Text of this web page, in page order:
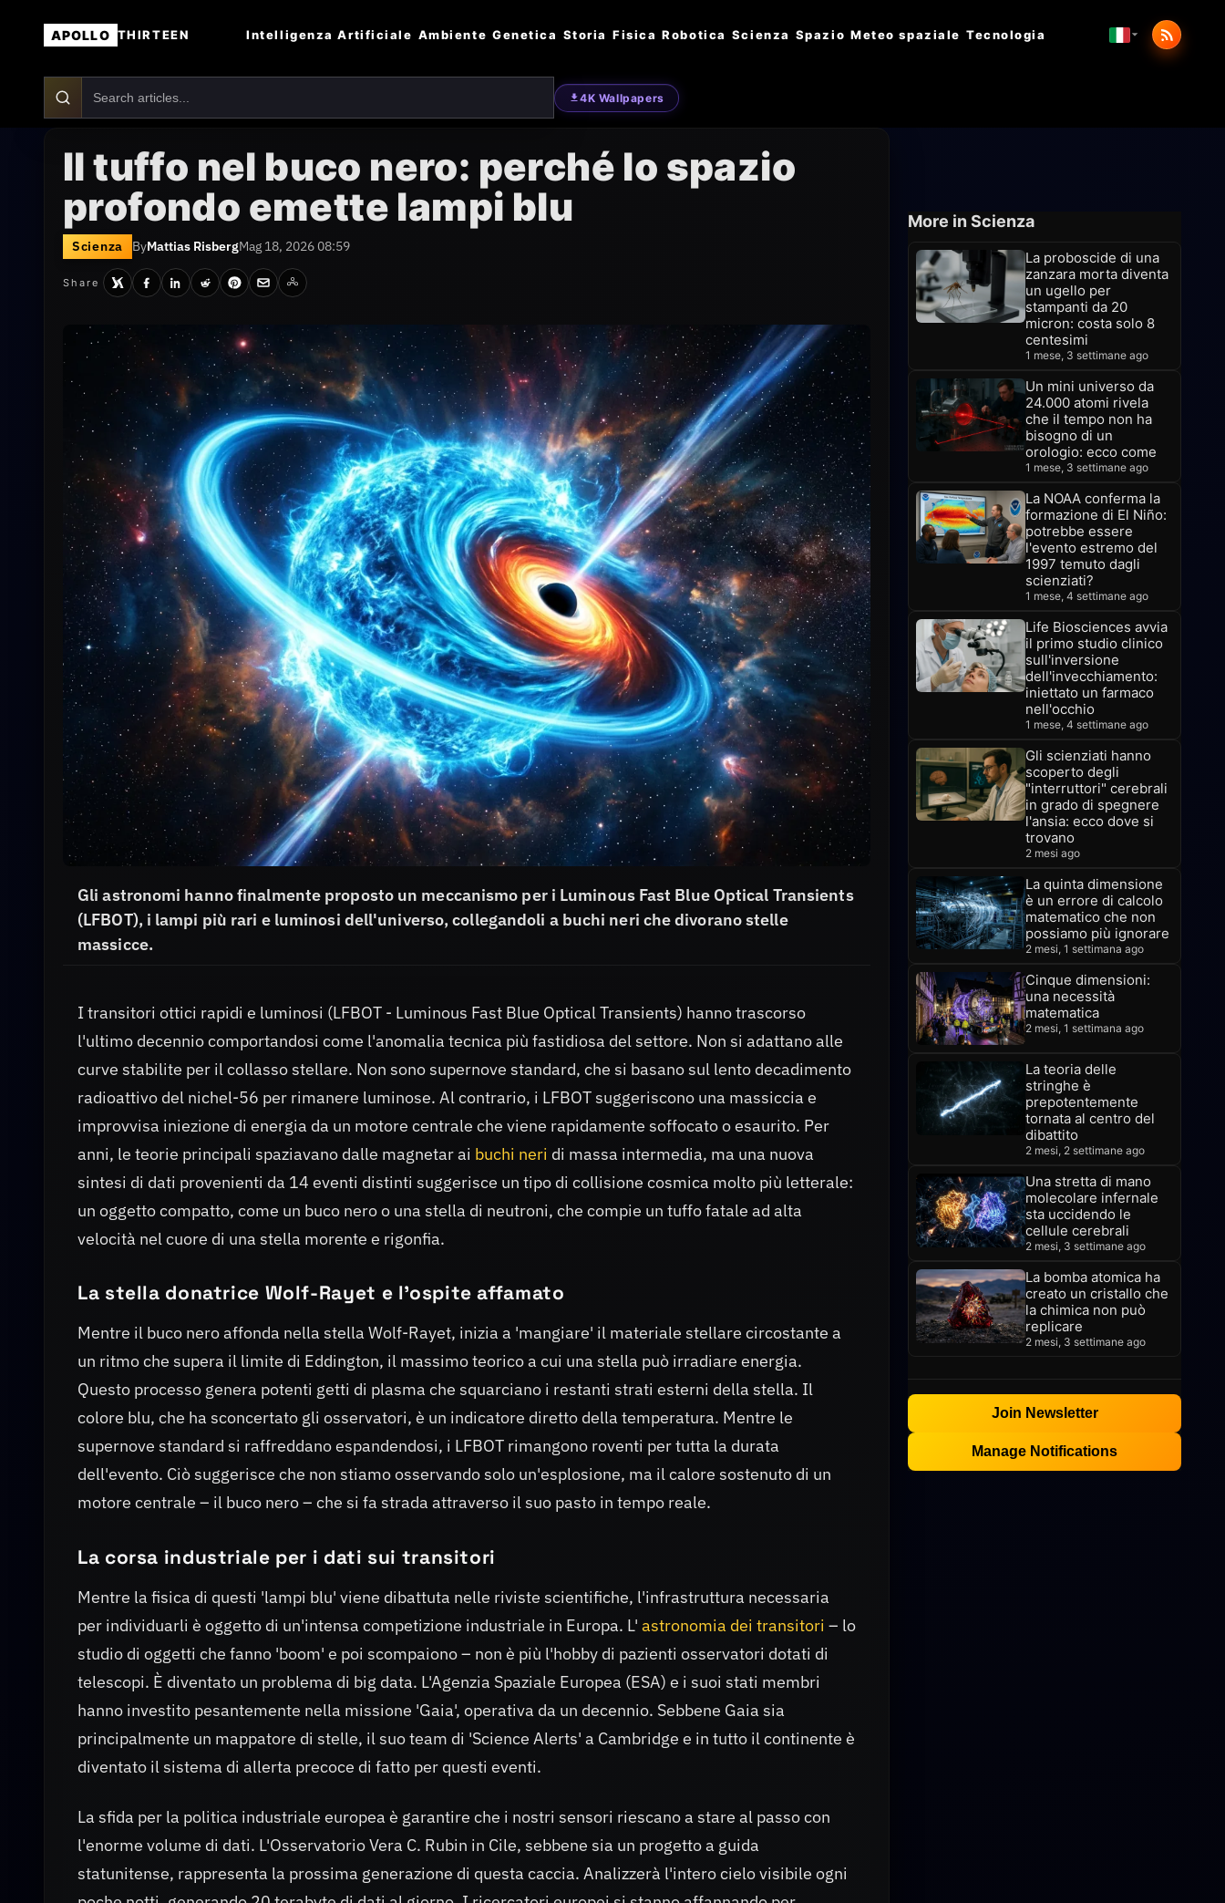
APOLLO THIRTEEN Intelligenza Artificiale Ambiente Genetica Storia Fisica Robotica Scienza Spazio Meteo spaziale Tecnologia
4K Wallpapers
Il tuffo nel buco nero: perché lo spazio
profondo emette lampi blu
Scienza ByMattias RisbergMag 18, 2026 08:59
Share
Gli astronomi hanno finalmente proposto un meccanismo per i Luminous Fast Blue Optical Transients
(LFBOT), i lampi più rari e luminosi dell'universo, collegandoli a buchi neri che divorano stelle
massicce.
I transitori ottici rapidi e luminosi (LFBOT - Luminous Fast Blue Optical Transients) hanno trascorso
l'ultimo decennio comportandosi come l'anomalia tecnica più fastidiosa del settore. Non si adattano alle
curve stabilite per il collasso stellare. Non sono supernove standard, che si basano sul lento decadimento
radioattivo del nichel-56 per rimanere luminose. Al contrario, i LFBOT suggeriscono una massiccia e
improvvisa iniezione di energia da un motore centrale che viene rapidamente soffocato o esaurito. Per
anni, le teorie principali spaziavano dalle magnetar ai buchi neri di massa intermedia, ma una nuova
sintesi di dati provenienti da 14 eventi distinti suggerisce un tipo di collisione cosmica molto più letterale:
un oggetto compatto, come un buco nero o una stella di neutroni, che compie un tuffo fatale ad alta
velocità nel cuore di una stella morente e rigonfia.
La stella donatrice Wolf-Rayet e l'ospite affamato
Mentre il buco nero affonda nella stella Wolf-Rayet, inizia a 'mangiare' il materiale stellare circostante a
un ritmo che supera il limite di Eddington, il massimo teorico a cui una stella può irradiare energia.
Questo processo genera potenti getti di plasma che squarciano i restanti strati esterni della stella. Il
colore blu, che ha sconcertato gli osservatori, è un indicatore diretto della temperatura. Mentre le
supernove standard si raffreddano espandendosi, i LFBOT rimangono roventi per tutta la durata
dell'evento. Ciò suggerisce che non stiamo osservando solo un'esplosione, ma il calore sostenuto di un
motore centrale – il buco nero – che si fa strada attraverso il suo pasto in tempo reale.
La corsa industriale per i dati sui transitori
Mentre la fisica di questi 'lampi blu' viene dibattuta nelle riviste scientifiche, l'infrastruttura necessaria
per individuarli è oggetto di un'intensa competizione industriale in Europa. L' astronomia dei transitori – lo
studio di oggetti che fanno 'boom' e poi scompaiono – non è più l'hobby di pazienti osservatori dotati di
telescopi. È diventato un problema di big data. L'Agenzia Spaziale Europea (ESA) e i suoi stati membri
hanno investito pesantemente nella missione 'Gaia', operativa da un decennio. Sebbene Gaia sia
principalmente un mappatore di stelle, il suo team di 'Science Alerts' a Cambridge e in tutto il continente è
diventato il sistema di allerta precoce di fatto per questi eventi.
La sfida per la politica industriale europea è garantire che i nostri sensori riescano a stare al passo con
l'enorme volume di dati. L'Osservatorio Vera C. Rubin in Cile, sebbene sia un progetto a guida
statunitense, rappresenta la prossima generazione di questa caccia. Analizzerà l'intero cielo visibile ogni
More in Scienza
La proboscide di una
zanzara morta diventa
un ugello per
stampanti da 20
micron: costa solo 8
centesimi
1 mese, 3 settimane ago
Un mini universo da
24.000 atomi rivela
che il tempo non ha
bisogno di un
orologio: ecco come
1 mese, 3 settimane ago
La NOAA conferma la
formazione di El Niño:
potrebbe essere
l'evento estremo del
1997 temuto dagli
scienziati?
1 mese, 4 settimane ago
Life Biosciences avvia
il primo studio clinico
sull'inversione
dell'invecchiamento:
iniettato un farmaco
nell'occhio
1 mese, 4 settimane ago
Gli scienziati hanno
scoperto degli
"interruttori" cerebrali
in grado di spegnere
l'ansia: ecco dove si
trovano
2 mesi ago
La quinta dimensione
è un errore di calcolo
matematico che non
possiamo più ignorare
2 mesi, 1 settimana ago
Cinque dimensioni:
una necessità
matematica
2 mesi, 1 settimana ago
La teoria delle
stringhe è
prepotentemente
tornata al centro del
dibattito
2 mesi, 2 settimane ago
Una stretta di mano
molecolare infernale
sta uccidendo le
cellule cerebrali
2 mesi, 3 settimane ago
La bomba atomica ha
creato un cristallo che
la chimica non può
replicare
2 mesi, 3 settimane ago
Join Newsletter
Manage Notifications